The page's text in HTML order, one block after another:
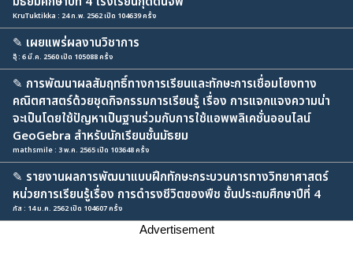
KruTuktikka : 24 ก.พ. 2562 เปิด 104639 ครั้ง
✎ เผยแพร่ผลงานวิชาการ
อุ๊ : 6 มี.ค. 2560 เปิด 105088 ครั้ง
✎ การพัฒนาผลสัมฤทธิ์ทางการเรียนและทักษะการเชื่อมโยงทาง
คณิตศาสตร์ด้วยชุดกิจกรรมการเรียนรู้ เรื่อง การแจกแจงความน่า
จะเป็นโดยใช้ปัญหาเป็นฐานร่วมกับการใช้แอพพลิเคชั่นออนไลน์
GeoGebra สำหรับนักเรียนชั้นมัธยม
mathsmile : 3 พ.ค. 2565 เปิด 103648 ครั้ง
✎ รายงานผลการพัฒนาแบบฝึกทักษะกระบวนการทางวิทยาศาสตร์
หน่วยการเรียนรู้เรื่อง การดำรงชีวิตของพืช ชั้นประถมศึกษาปีที่ 4
ภัส : 14 ม.ค. 2562 เปิด 104607 ครั้ง
Advertisement